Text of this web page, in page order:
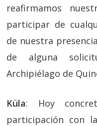
reafirmamos
participar de
de nuestra
de alguna
Archipiélago de
Küla: Hoy
participación con